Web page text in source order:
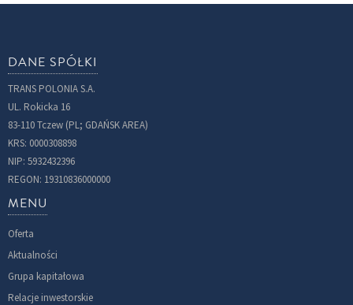
DANE SPÓŁKI
TRANS POLONIA S.A.
UL. Rokicka 16
83-110 Tczew (PL; GDAŃSK AREA)
KRS: 0000308898
NIP: 5932432396
REGON: 19310836000000
MENU
Oferta
Aktualności
Grupa kapitałowa
Relacje inwestorskie